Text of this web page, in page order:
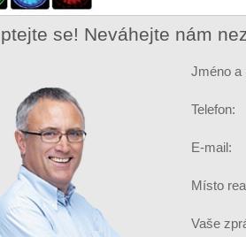
se! Neváhejte nám
Jméno a
Telefon:
E-mail:
Místo
Vaše